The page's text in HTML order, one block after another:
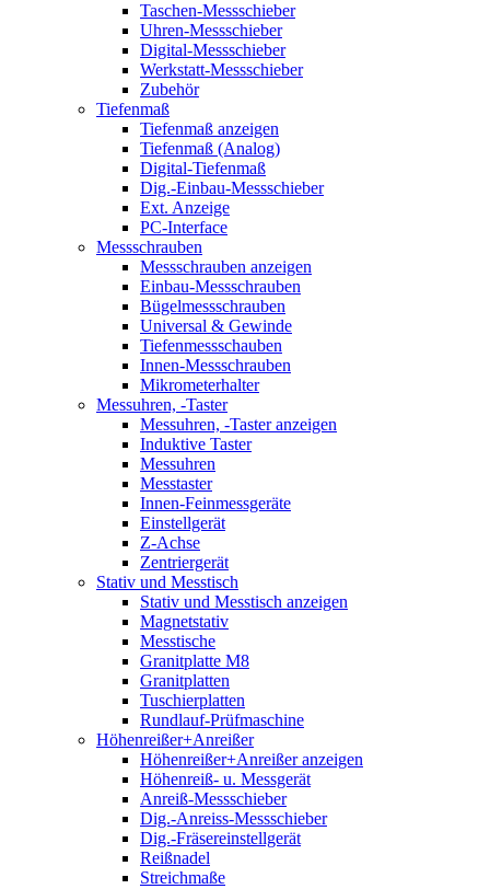
Taschen-Messschieber
Uhren-Messschieber
Digital-Messschieber
Werkstatt-Messschieber
Zubehör
Tiefenmaß
Tiefenmaß anzeigen
Tiefenmaß (Analog)
Digital-Tiefenmaß
Dig.-Einbau-Messschieber
Ext. Anzeige
PC-Interface
Messschrauben
Messschrauben anzeigen
Einbau-Messschrauben
Bügelmessschrauben
Universal & Gewinde
Tiefenmessschauben
Innen-Messschrauben
Mikrometerhalter
Messuhren, -Taster
Messuhren, -Taster anzeigen
Induktive Taster
Messuhren
Messtaster
Innen-Feinmessgeräte
Einstellgerät
Z-Achse
Zentriergerät
Stativ und Messtisch
Stativ und Messtisch anzeigen
Magnetstativ
Messtische
Granitplatte M8
Granitplatten
Tuschierplatten
Rundlauf-Prüfmaschine
Höhenreißer+Anreißer
Höhenreißer+Anreißer anzeigen
Höhenreiß- u. Messgerät
Anreiß-Messschieber
Dig.-Anreiss-Messschieber
Dig.-Fräsereinstellgerät
Reißnadel
Streichmaße